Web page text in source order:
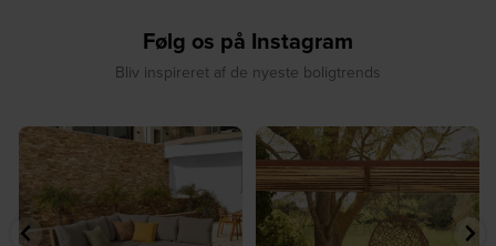
Følg os på Instagram
Bliv inspireret af de nyeste boligtrends
☀️ Find dit yndlingssted denne
7 0
🤍 Rå materialer møder tidløst design⁠
...
8 0